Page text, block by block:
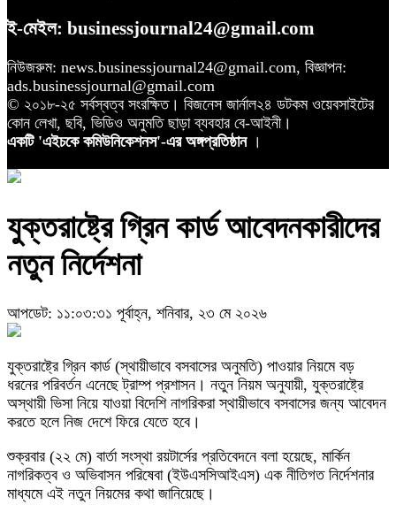
ই-মেইল: businessjournal24@gmail.com
নিউজরুম: news.businessjournal24@gmail.com, বিজ্ঞাপন:
ads.businessjournal@gmail.com
© ২০১৮-২৫ সর্বস্বত্ব সংরক্ষিত। বিজনেস জার্নাল২৪ ডটকম ওয়েবসাইটের
কোন লেখা, ছবি, ভিডিও অনুমতি ছাড়া ব্যবহার বে-আইনী।
একটি 'এইচকে কমিউনিকেশনস'-এর অঙ্গপ্রতিষ্ঠান ।
যুক্তরাষ্ট্রে গ্রিন কার্ড আবেদনকারীদের
নতুন নির্দেশনা
আপডেট: ১১:০৩:৩১ পূর্বাহ্ন, শনিবার, ২৩ মে ২০২৬
যুক্তরাষ্ট্রে গ্রিন কার্ড (স্থায়ীভাবে বসবাসের অনুমতি) পাওয়ার নিয়মে বড়
ধরনের পরিবর্তন এনেছে ট্রাম্প প্রশাসন। নতুন নিয়ম অনুযায়ী, যুক্তরাষ্ট্রে
অস্থায়ী ভিসা নিয়ে যাওয়া বিদেশি নাগরিকরা স্থায়ীভাবে বসবাসের জন্য আবেদন
করতে হলে নিজ দেশে ফিরে যেতে হবে।
শুক্রবার (২২ মে) বার্তা সংস্থা রয়টার্সের প্রতিবেদনে বলা হয়েছে, মার্কিন
নাগরিকত্ব ও অভিবাসন পরিষেবা (ইউএসসিআইএস) এক নীতিগত নির্দেশনার
মাধ্যমে এই নতুন নিয়মের কথা জানিয়েছে।